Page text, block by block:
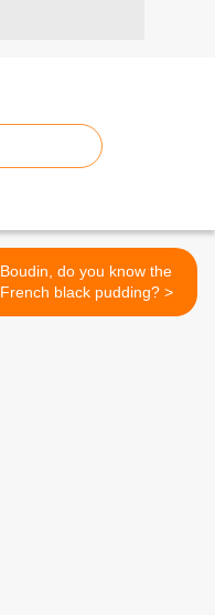
Boudin, do you know the
French black pudding? >